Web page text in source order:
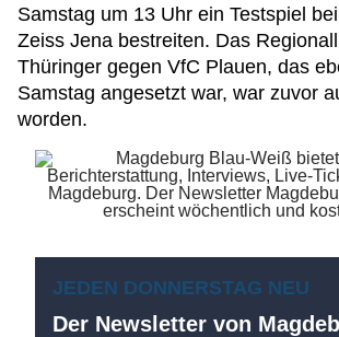
Samstag um 13 Uhr ein Testspiel
Zeiss Jena bestreiten. Das
Thüringer gegen VfC Plauen, das
Samstag angesetzt war, war zuvor
worden.
JEDEN DONNERSTAG NEU
Der Newsletter von